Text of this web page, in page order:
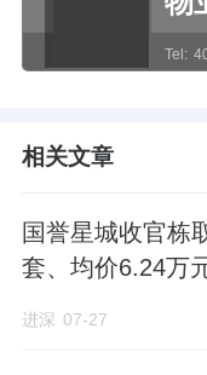
生态环境优越，
Tel:
相关文章
国誉星城收官栋
套、均价6.24万
进深 07-27